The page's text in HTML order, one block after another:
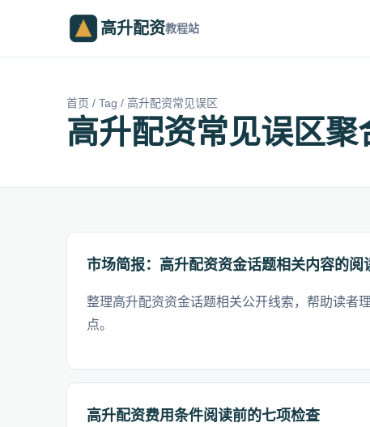
高升配资教程站
首页 / Tag / 高升配资常见误区
高升配资常见误区聚
市场简报：高升配资资金话题相关内容的阅
整理高升配资资金话题相关公开线索，帮助读者
点。
高升配资费用条件阅读前的七项检查